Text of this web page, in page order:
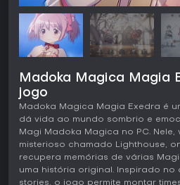
Madoka Magica Magia
jogo
Madoka Magica Magia Exedra é
dá vida ao mundo sombrio e
Magi Madoka Magica no PC. Nele,
misterioso chamado Lighthouse,
recupera memórias de várias
uma história original. Inspirado no
stories, o jogo permite montar